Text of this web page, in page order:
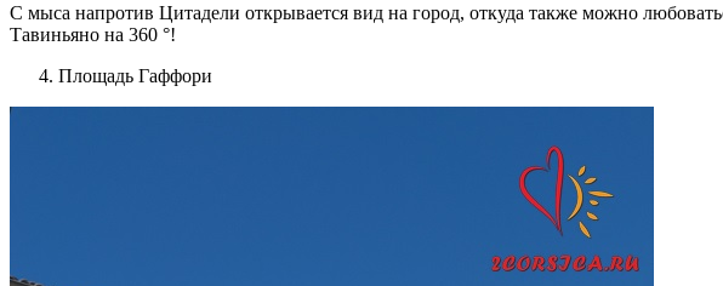
С мыса напротив Цитадели открывается вид на город, откуда также можно
Тавиньяно на 360 °!
Площадь Гаффори